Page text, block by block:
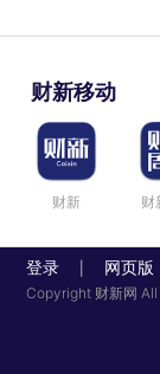
财新移动
财新 财
登录 网页版
Copyright 财新网